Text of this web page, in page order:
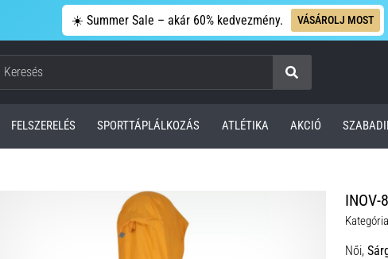
☀️ Summer Sale – akár 60% kedvezmény. VÁSÁROLJ MOST
Keresés
FELSZERELÉS SPORTTÁPLÁLKOZÁS ATLÉTIKA AKCIÓ
INOV-
Női,